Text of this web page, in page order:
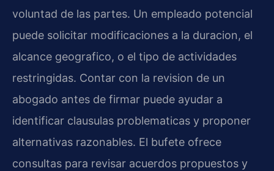
voluntad de las partes. Un empleado potencial
puede solicitar modificaciones a la duracion, el
alcance geografico, o el tipo de actividades
restringidas. Contar con la revision de un
abogado antes de firmar puede ayudar a
identificar clausulas problematicas y proponer
alternativas razonables. El bufete ofrece
consultas para revisar acuerdos propuestos y